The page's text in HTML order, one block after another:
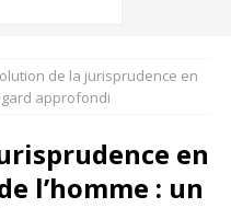
de la jurisprudence en
approfondi
en
l’homme : un